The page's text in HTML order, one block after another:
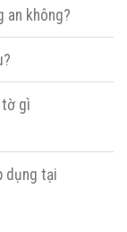
an không?
tờ gì
dụng tại